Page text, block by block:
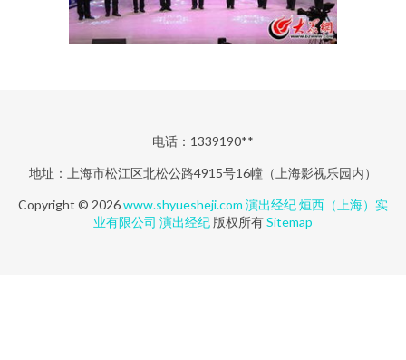
电话：1339190**
地址：上海市松江区北松公路4915号16幢（上海影视乐园内）
Copyright © 2026www.shyuesheji.com 演出经纪烜西（上海）实
业有限公司 演出经纪 版权所有Sitemap